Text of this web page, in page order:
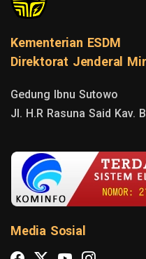
Kementerian ESDM
Direktorat Jenderal
Gedung Ibnu Sutowo
Jl. H.R Rasuna Said Kav.
Media Sosial